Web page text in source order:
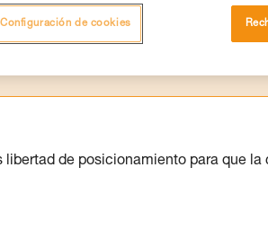
para ejecutar estas técnicas, solo y
con su actividad. Pueden existir
libertad de posicionamiento para que
Configuración de cookies